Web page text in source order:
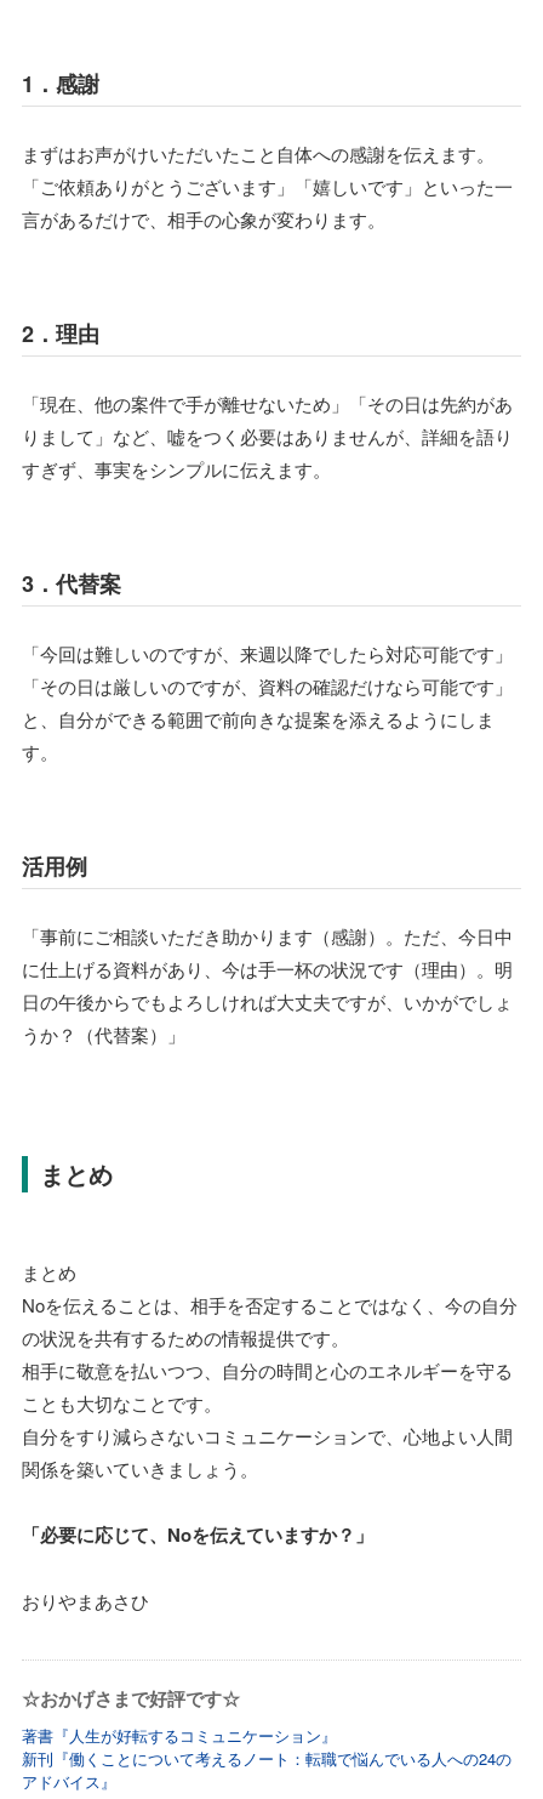
1．感謝
まずはお声がけいただいたこと自体への感謝を伝えます。
「ご依頼ありがとうございます」「嬉しいです」といった一
言があるだけで、相手の心象が変わります。
2．理由
「現在、他の案件で手が離せないため」「その日は先約があ
りまして」など、嘘をつく必要はありませんが、詳細を語り
すぎず、事実をシンプルに伝えます。
3．代替案
「今回は難しいのですが、来週以降でしたら対応可能です」
「その日は厳しいのですが、資料の確認だけなら可能です」
と、自分ができる範囲で前向きな提案を添えるようにしま
す。
活用例
「事前にご相談いただき助かります（感謝）。ただ、今日中
に仕上げる資料があり、今は手一杯の状況です（理由）。明
日の午後からでもよろしければ大丈夫ですが、いかがでしょ
うか？（代替案）」
まとめ
まとめ
Noを伝えることは、相手を否定することではなく、今の自分
の状況を共有するための情報提供です。
相手に敬意を払いつつ、自分の時間と心のエネルギーを守る
ことも大切なことです。
自分をすり減らさないコミュニケーションで、心地よい人間
関係を築いていきましょう。
「必要に応じて、Noを伝えていますか？」
おりやまあさひ
☆おかげさまで好評です☆
著書『人生が好転するコミュニケーション』
新刊『働くことについて考えるノート：転職で悩んでいる人への24の
アドバイス』